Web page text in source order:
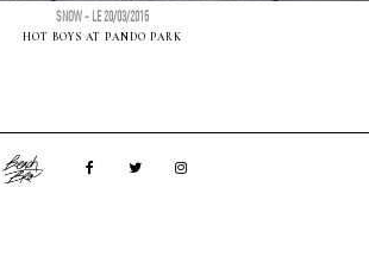
SNOW - LE 20/03/2015
HOT BOYS AT PANDO PARK